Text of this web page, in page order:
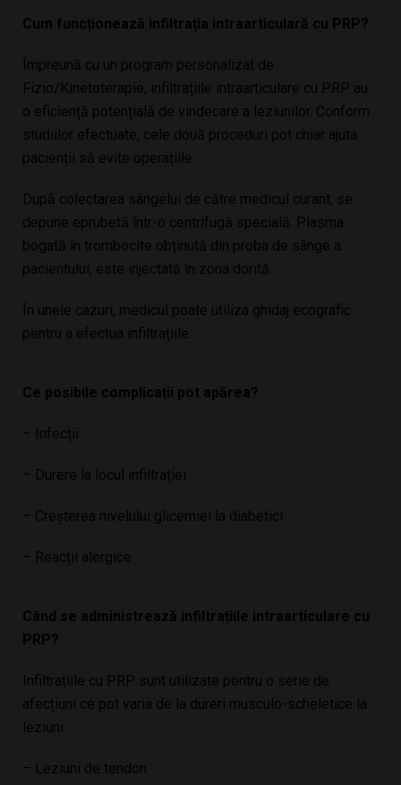
Cum funcționează infiltrația intraarticulară cu PRP?
Împreună cu un program personalizat de
Fizio/Kinetoterapie, infiltrațiile intraarticulare cu PRP au
o eficiență potențială de vindecare a leziunilor. Conform
studiilor efectuate, cele două proceduri pot chiar ajuta
pacienții să evite operațiile.
După colectarea sângelui de către medicul curant, se
depune eprubetă într-o centrifugă specială. Plasma
bogată în trombocite obținută din proba de sânge a
pacientului, este injectată în zona dorită.
În unele cazuri, medicul poate utiliza ghidaj ecografic
pentru a efectua infiltrațiile.
Ce posibile complicații pot apărea?
– Infecții
– Durere la locul infiltrației
– Creșterea nivelului glicemiei la diabetici
– Reacții alergice
Când se administrează infiltrațiile intraarticulare cu
PRP?
Infiltrațiile cu PRP sunt utilizate pentru o serie de
afecțiuni ce pot varia de la dureri musculo-scheletice la
leziuni.
– Leziuni de tendon